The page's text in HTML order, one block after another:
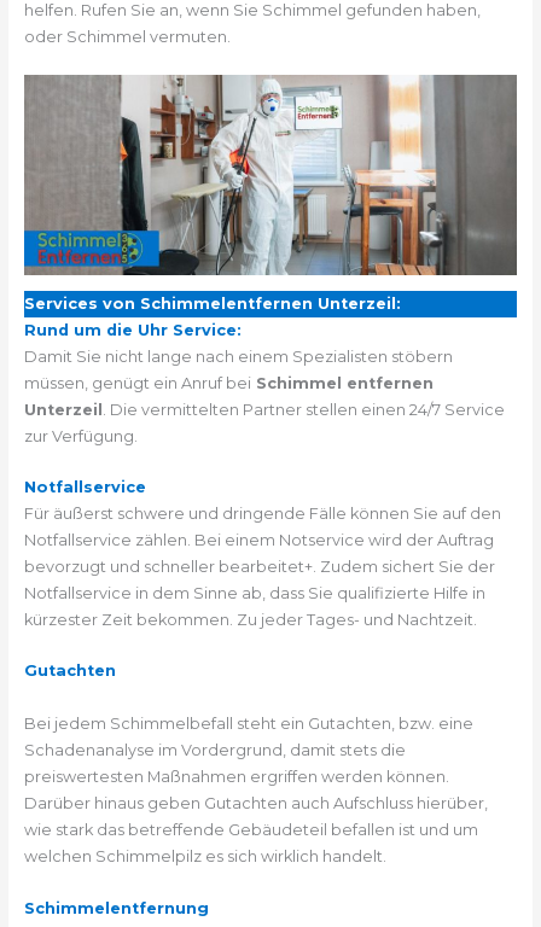
helfen. Rufen Sie an, wenn Sie Schimmel gefunden haben,
oder Schimmel vermuten.
Services von Schimmelentfernen Unterzeil:
Rund um die Uhr Service:
Damit Sie nicht lange nach einem Spezialisten stöbern
müssen, genügt ein Anruf bei Schimmel entfernen
Unterzeil . Die vermittelten Partner stellen einen 24/7 Service
zur Verfügung.
Notfallservice
Für äußerst schwere und dringende Fälle können Sie auf den
Notfallservice zählen. Bei einem Notservice wird der Auftrag
bevorzugt und schneller bearbeitet+. Zudem sichert Sie der
Notfallservice in dem Sinne ab, dass Sie qualifizierte Hilfe in
kürzester Zeit bekommen. Zu jeder Tages- und Nachtzeit.
Gutachten
Bei jedem Schimmelbefall steht ein Gutachten, bzw. eine
Schadenanalyse im Vordergrund, damit stets die
preiswertesten Maßnahmen ergriffen werden können.
Darüber hinaus geben Gutachten auch Aufschluss hierüber,
wie stark das betreffende Gebäudeteil befallen ist und um
welchen Schimmelpilz es sich wirklich handelt.
Schimmelentfernung